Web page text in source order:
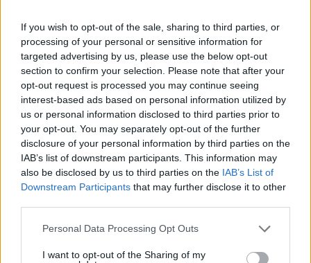
If you wish to opt-out of the sale, sharing to third parties, or
processing of your personal or sensitive information for
targeted advertising by us, please use the below opt-out
section to confirm your selection. Please note that after your
opt-out request is processed you may continue seeing
interest-based ads based on personal information utilized by
us or personal information disclosed to third parties prior to
your opt-out. You may separately opt-out of the further
disclosure of your personal information by third parties on the
IAB’s list of downstream participants. This information may
also be disclosed by us to third parties on the IAB’s List of
Downstream Participants that may further disclose it to other
Please note that this website/app uses one or more Google
not limited to your visit or usage behaviour. You may click to
Personal Data Processing Opt Outs
I want to opt-out of the Sharing of my
Αποκαλύπτεται το Γυμνάσιο της Αρχαίας Ολυμπίας -
Δείτε φωτογραφίες
Οι ανασκαφές βρίσκονται σε εξέλιξη -Οικοδομήθηκε,
τον 2ο αι. π.Χ. δίπλα στην κοίτη του ποταμού Κλαδέου
01.08.2024, 11:42 28